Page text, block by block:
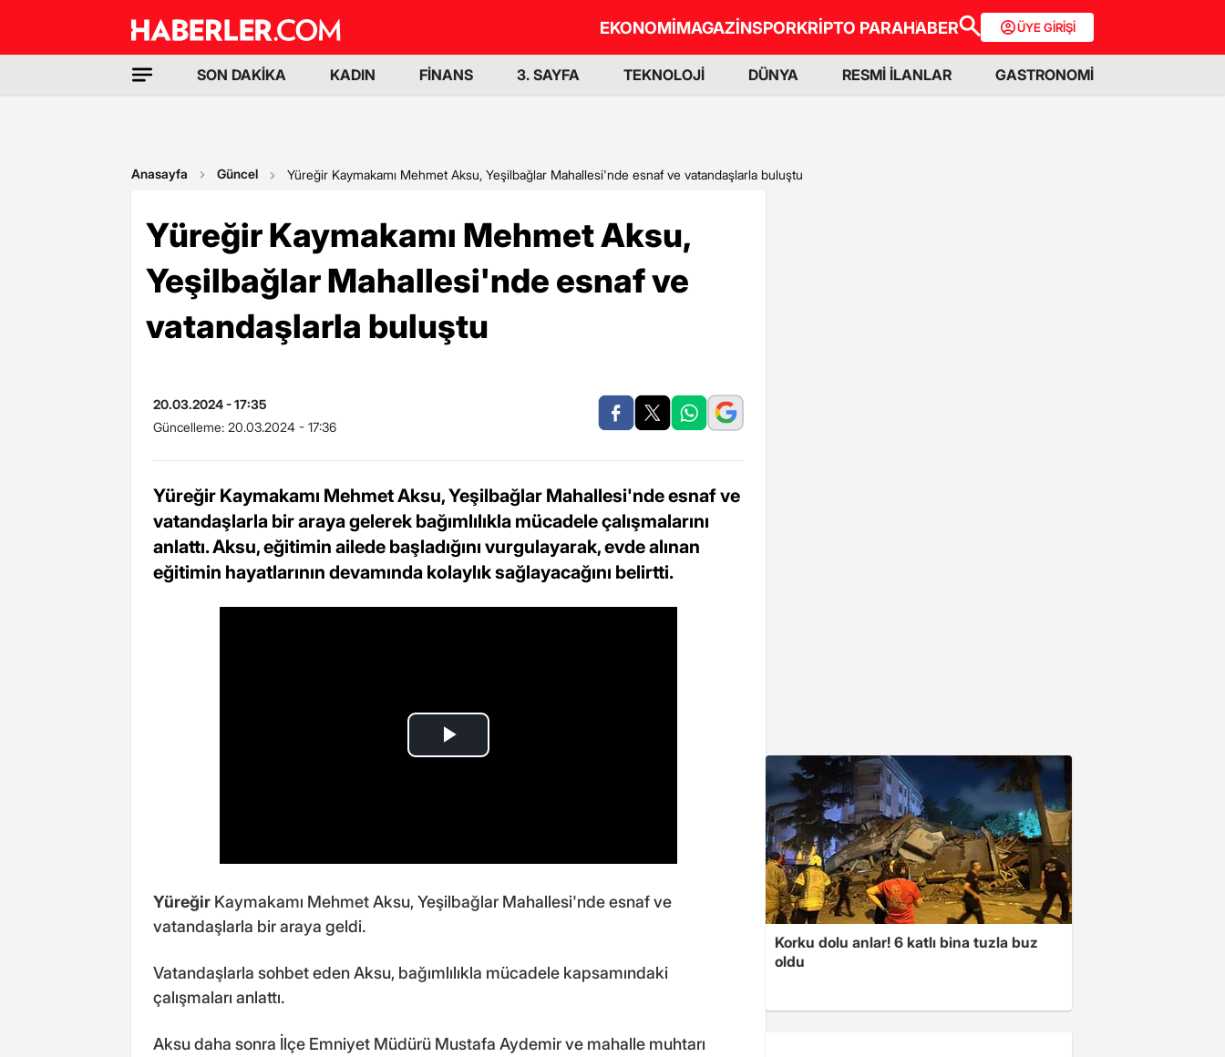
EKONOMİMAGAZİNSPORKRİPTO PARAHABER ÜYE GİRİŞİ
SON DAKİKA KADIN FİNANS 3. SAYFA TEKNOLOJİ DÜNYA RESMİ İLANLAR GASTRONOMİ
Anasayfa Güncel Yüreğir Kaymakamı Mehmet Aksu, Yeşilbağlar Mahallesi'nde esnaf ve vatandaşlarla buluştu
Yüreğir Kaymakamı Mehmet Aksu,
Yeşilbağlar Mahallesi'nde esnaf ve
vatandaşlarla buluştu
20.03.2024 - 17:35
Güncelleme: 20.03.2024 - 17:36
Yüreğir Kaymakamı Mehmet Aksu, Yeşilbağlar Mahallesi'nde esnaf ve
vatandaşlarla bir araya gelerek bağımlılıkla mücadele çalışmalarını
anlattı. Aksu, eğitimin ailede başladığını vurgulayarak, evde alınan
eğitimin hayatlarının devamında kolaylık sağlayacağını belirtti.
Yüreğir Kaymakamı Mehmet Aksu, Yeşilbağlar Mahallesi'nde esnaf ve
vatandaşlarla bir araya geldi.
Vatandaşlarla sohbet eden Aksu, bağımlılıkla mücadele kapsamındaki
çalışmaları anlattı.
Aksu daha sonra İlçe Emniyet Müdürü Mustafa Aydemir ve mahalle muhtarı
Korku dolu anlar! 6 katlı bina tuzla buz
oldu